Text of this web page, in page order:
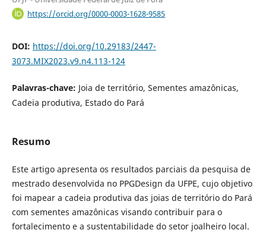
https://orcid.org/0000-0003-1628-9585
DOI: https://doi.org/10.29183/2447-
3073.MIX2023.v9.n4.113-124
Palavras-chave: Joia de território, Sementes amazônicas,
Cadeia produtiva, Estado do Pará
Resumo
Este artigo apresenta os resultados parciais da pesquisa de
mestrado desenvolvida no PPGDesign da UFPE, cujo objetivo
foi mapear a cadeia produtiva das joias de território do Pará
com sementes amazônicas visando contribuir para o
fortalecimento e a sustentabilidade do setor joalheiro local.